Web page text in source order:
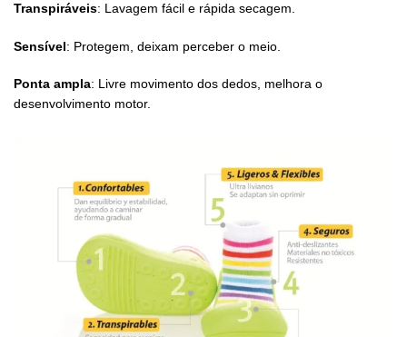
Transpiráveis: Lavagem fácil e rápida secagem.
Sensível: Protegem, deixam perceber o meio.
Ponta ampla: Livre movimento dos dedos, melhora o
desenvolvimento motor.